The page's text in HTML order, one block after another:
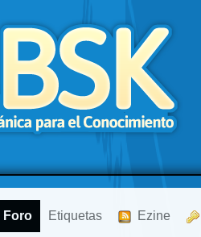
Foro Etiquetas Ezine